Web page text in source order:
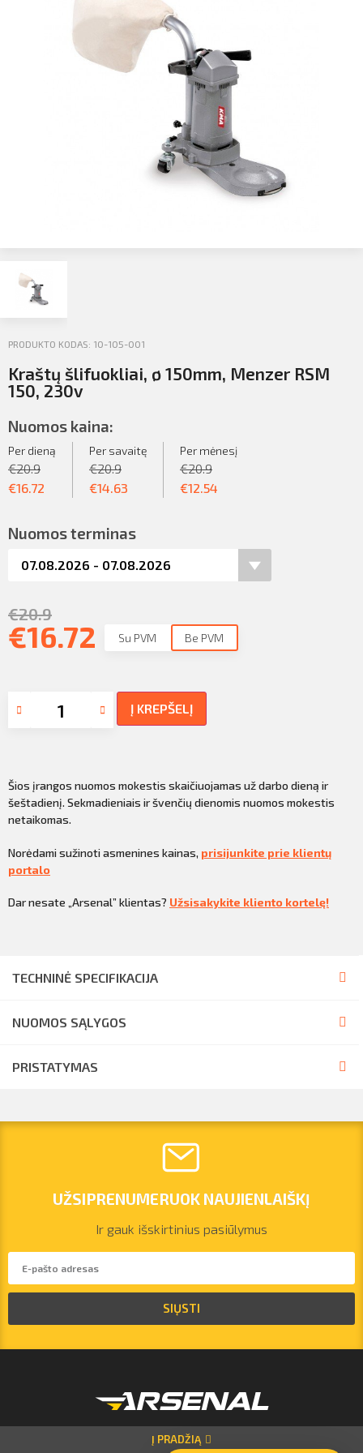
vilnius@arsenalrent.com
Lietuva Latvija
SIŲSTI
PRODUKTO KODAS: 10-105-001
Kraštų šlifuokliai, ø 150mm, Menzer RSM
150, 230v
Nuomos kaina:
Per dieną
€20.9
€16.72
Per savaitę
€20.9
€14.63
Per mėnesį
€20.9
€12.54
Nuomos terminas
€20.9
€16.72 Su PVM Be PVM
Į KREPŠELĮ
Šios įrangos nuomos mokestis skaičiuojamas už darbo dieną ir
šeštadienį. Sekmadieniais ir švenčių dienomis nuomos mokestis
netaikomas.
Norėdami sužinoti asmenines kainas, prisijunkite prie klientų
portalo
Dar nesate „Arsenal” klientas? Užsisakykite kliento kortelę!
TECHNINĖ SPECIFIKACIJA
NUOMOS SĄLYGOS
PRISTATYMAS
UŽSIPRENUMERUOK NAUJIENLAIŠKĮ
Ir gauk išskirtinius pasiūlymus
SIŲSTI
Į PRADŽIĄ